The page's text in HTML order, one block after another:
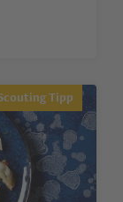
Tipp